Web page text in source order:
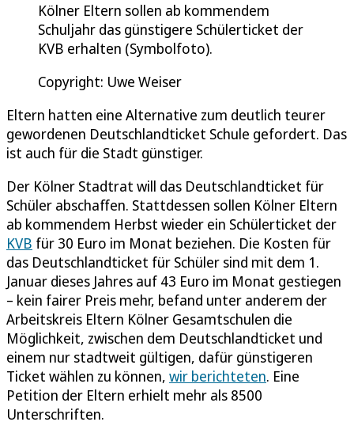
Kölner Eltern sollen ab kommendem
Schuljahr das günstigere Schülerticket der
KVB erhalten (Symbolfoto).
Copyright: Uwe Weiser
Eltern hatten eine Alternative zum deutlich teurer
gewordenen Deutschlandticket Schule gefordert. Das
ist auch für die Stadt günstiger.
Der Kölner Stadtrat will das Deutschlandticket für
Schüler abschaffen. Stattdessen sollen Kölner Eltern
ab kommendem Herbst wieder ein Schülerticket der
KVB für 30 Euro im Monat beziehen. Die Kosten für
das Deutschlandticket für Schüler sind mit dem 1.
Januar dieses Jahres auf 43 Euro im Monat gestiegen
– kein fairer Preis mehr, befand unter anderem der
Arbeitskreis Eltern Kölner Gesamtschulen die
Möglichkeit, zwischen dem Deutschlandticket und
einem nur stadtweit gültigen, dafür günstigeren
Ticket wählen zu können, wir berichteten. Eine
Petition der Eltern erhielt mehr als 8500
Unterschriften.